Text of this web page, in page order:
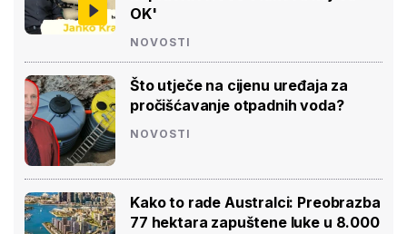
OK'
NOVOSTI
Što utječe na cijenu uređaja za
pročišćavanje otpadnih voda?
NOVOSTI
Kako to rade Australci: Preobrazba
77 hektara zapuštene luke u 8.000